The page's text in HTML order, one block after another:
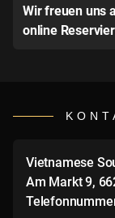
Wir freuen uns
online
Vietnamese
Am Markt 9,